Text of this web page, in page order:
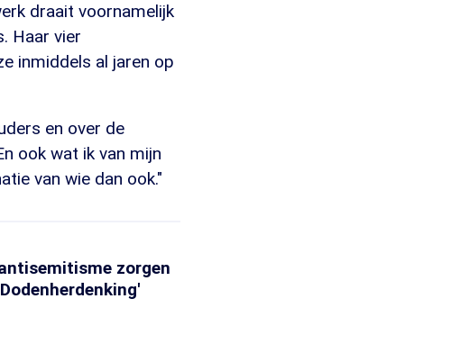
draait voornamelijk
Haar vier
inmiddels al jaren op
en over de
ook wat ik van mijn
van wie dan ook."
zorgen